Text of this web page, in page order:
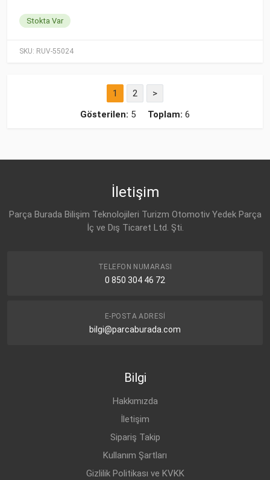
SKU: RUV-55024
Stokta Var
1 2
>
Gösterilen: 5 Toplam: 6
İletişim
Parça Burada Bilişim Teknolojileri Turizm Otomotiv Yedek Parça
İç ve Dış Ticaret Ltd. Şti.
TELEFON NUMARASI
0 850 304 46 72
E-POSTA ADRESI
bilgi@parcaburada.com
Bilgi
Hakkımızda
İletişim
Sipariş Takip
Kullanım Şartları
Gizlilik Politikası ve KVKK